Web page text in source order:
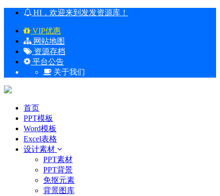
HI，欢迎来到发发资源库！
VIP优惠
网站地图
资源存档
平台公告
关于我们
首页
PPT模板
Word模板
Excel表格
设计素材
PPT素材
PPT背景
免抠元素
背景图库